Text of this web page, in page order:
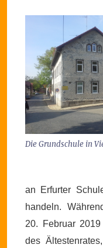
Die Grundschule in
an Erfurter
handeln.
20. Februar
des